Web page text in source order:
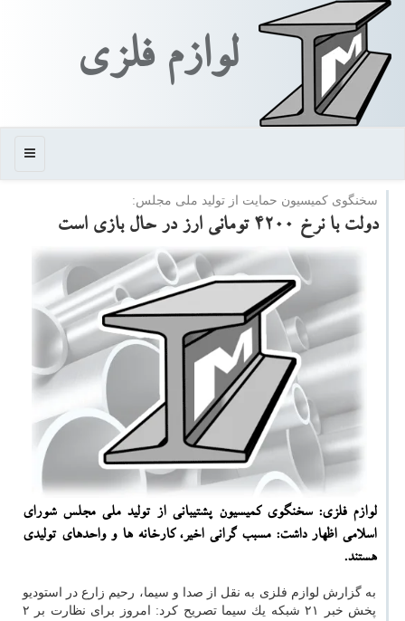
لوازم فلزی
منو
سخنگوی كمیسیون حمایت از تولید ملی مجلس:
دولت با نرخ ۴۲۰۰ تومانی ارز در حال بازی است
لوازم فلزی: سخنگوی كمیسیون پشتیبانی از تولید ملی مجلس شورای
اسلامی اظهار داشت: مسبب گرانی اخیر، كارخانه ها و واحدهای تولیدی
هستند.
به گزارش لوازم فلزی به نقل از صدا و سیما، رحیم زارع در استودیو
پخش خبر ۲۱ شبكه یك سیما تصریح كرد: امروز برای نظارت بر ۲